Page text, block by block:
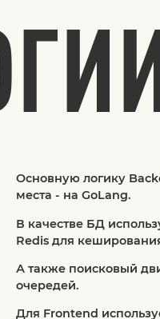
Основную логику
места - на GoLang.
В качестве БД
Redis для
А также поисковый
очередей.
Для Frontend